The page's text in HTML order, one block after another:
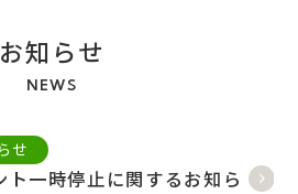
お知らせ
NEWS
せ
一時停止に関するお知ら